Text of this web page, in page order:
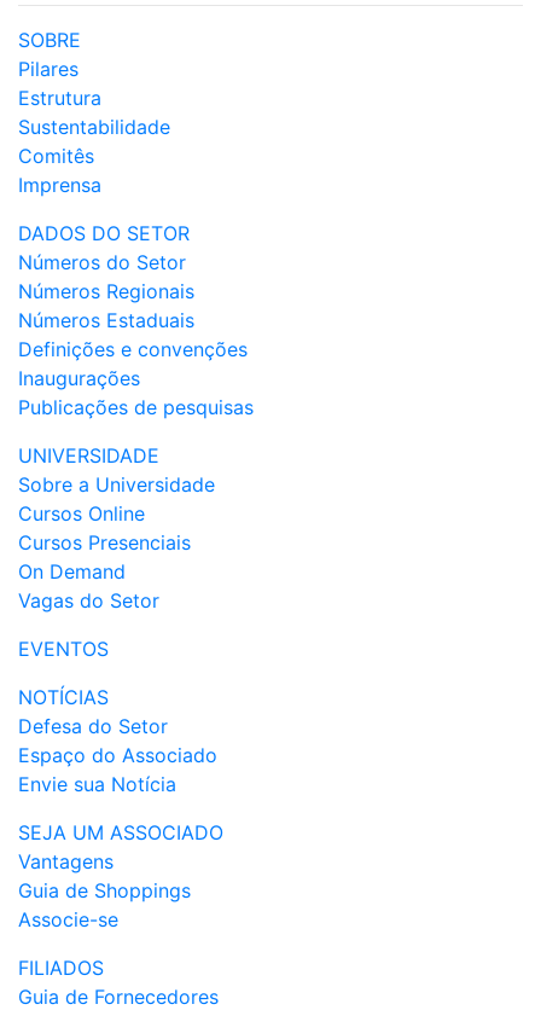
SOBRE
Pilares
Estrutura
Sustentabilidade
Comitês
Imprensa
DADOS DO SETOR
Números do Setor
Números Regionais
Números Estaduais
Definições e convenções
Inaugurações
Publicações de pesquisas
UNIVERSIDADE
Sobre a Universidade
Cursos Online
Cursos Presenciais
On Demand
Vagas do Setor
EVENTOS
NOTÍCIAS
Defesa do Setor
Espaço do Associado
Envie sua Notícia
SEJA UM ASSOCIADO
Vantagens
Guia de Shoppings
Associe-se
FILIADOS
Guia de Fornecedores